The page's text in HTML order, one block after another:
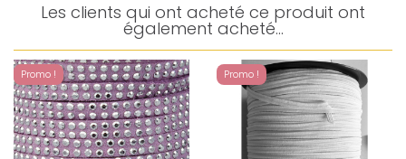
Les clients qui ont acheté ce produit ont
également acheté...
Promo ! Promo !